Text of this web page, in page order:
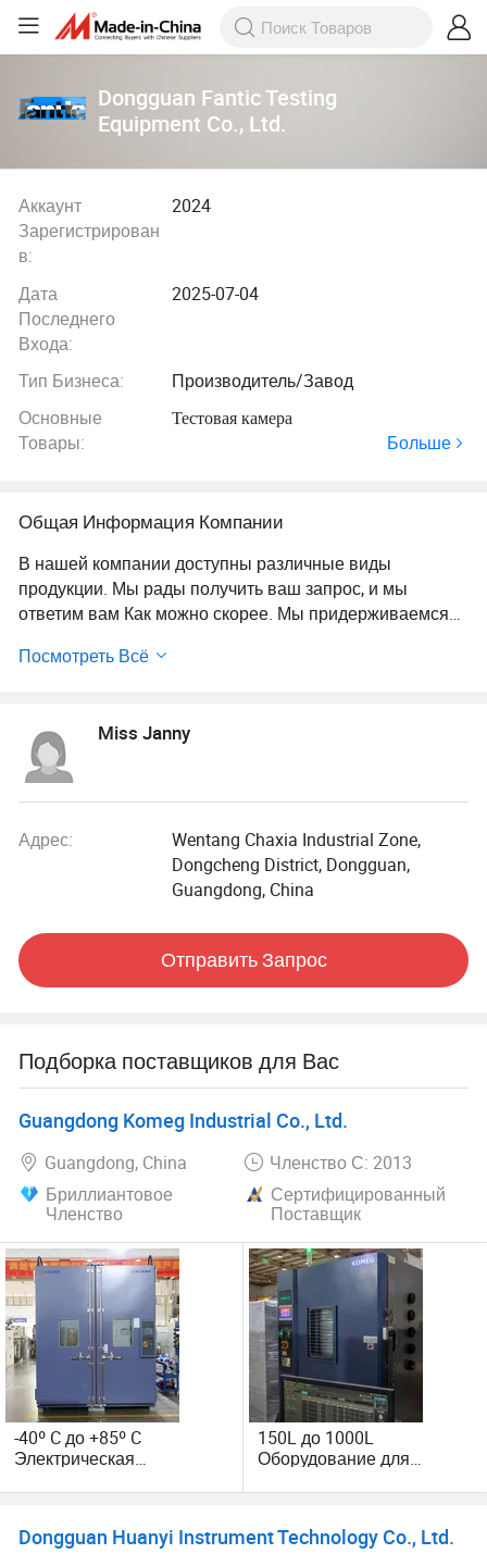
Dongguan Fantic Testing
Equipment Co., Ltd.
Аккаунт
Зарегистрирован
в:
2024
Дата
Последнего
Входа:
2025-07-04
Тип Бизнеса:
Производитель/Завод
Основные
Товары:
Тестовая камера
Больше
Общая Информация Компании
В нашей компании доступны различные виды
продукции. Мы рады получить ваш запрос, и мы
ответим вам Как можно скорее. Мы придерживаемся
непрерывное совершенствование и инновации для
качестве цели качества.
Посмотреть Всё
Miss Janny
Адрес:
Wentang Chaxia Industrial Zone,
Dongcheng District, Dongguan,
Guangdong, China
Отправить Запрос
Подборка поставщиков для Вас
Guangdong Komeg Industrial Co., Ltd.
Guangdong, China
Членство С: 2013
Бриллиантовое
Членство
Сертифицированный
Поставщик
-40º C до +85º C
Электрическая
климатическая
тестированием
150L до 1000L
Оборудование для
температуры и влажности
лаборатории
Dongguan Huanyi Instrument Technology Co., Ltd.